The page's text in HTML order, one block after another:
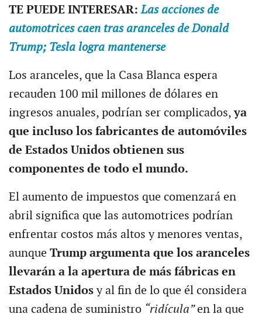
TE PUEDE INTERESAR: Las acciones de
automotrices caen tras aranceles de Donald
Trump; Tesla logra mantenerse
Los aranceles, que la Casa Blanca espera
recauden 100 mil millones de dólares en
ingresos anuales, podrían ser complicados,ya
que incluso los fabricantes de automóviles
de Estados Unidos obtienen sus
componentes de todo el mundo.
El aumento de impuestos que comenzará en
abril significa que las automotrices podrían
enfrentar costos más altos y menores ventas,
aunque Trump argumenta que los aranceles
llevarán a la apertura de más fábricas en
Estados Unidosy al fin de lo que él considera
una cadena de suministro “ridícula”en la que